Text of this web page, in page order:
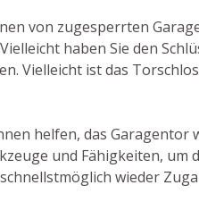
von zugesperrten
haben Sie den
Vielleicht ist das
helfen, das
und Fähigkeiten, um
wieder